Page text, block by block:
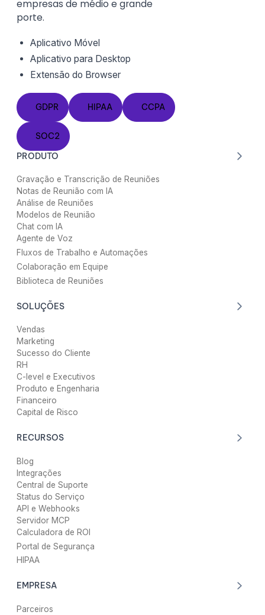
empresas de médio e grande
porte.
Aplicativo Móvel
Aplicativo para Desktop
Extensão do Browser
GDPR
GDPR
HIPAA
HIPAA
CCPA
CCPA
SOC2
SOC2
PRODUTO
Gravação e Transcrição de Reuniões
Notas de Reunião com IA
Análise de Reuniões
Modelos de Reunião
Chat com IA
Agente de Voz
Fluxos de Trabalho e Automações
Colaboração em Equipe
Biblioteca de Reuniões
SOLUÇÕES
Vendas
Marketing
Sucesso do Cliente
RH
C-level e Executivos
Produto e Engenharia
Financeiro
Capital de Risco
RECURSOS
Blog
Integrações
Central de Suporte
Status do Serviço
API e Webhooks
Servidor MCP
Calculadora de ROI
Portal de Segurança
HIPAA
EMPRESA
Parceiros